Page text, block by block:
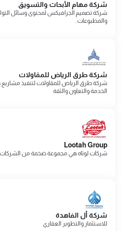
شركة مهام الأبحاث والتسويق
شركة تصميم الجرافيكس لمحتوى وسائل
والمطبوعات .
شركة طرق الرياض للمقاولات
شركة طرق الرياض للمقاولات لتنفيذ مشاريع
الخدمة والتعاون والثقة
Lootah Group
شركات لوتاه هي مجموعة ضخمة من الشركات
شركة أل الفاهدة
للاستثمار والتطوير العقاري